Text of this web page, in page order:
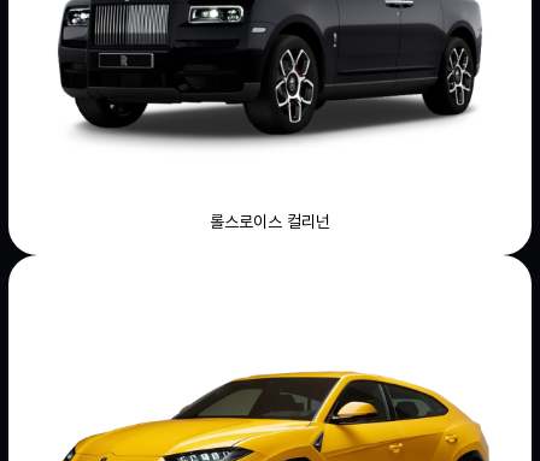
롤스로이스 컬리넌